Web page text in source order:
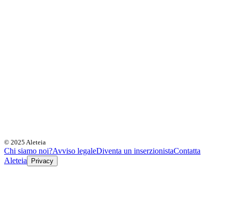
© 2025 Aleteia
Chi siamo noi?Avviso legaleDiventa un inserzionistaContatta
Aleteia
Privacy